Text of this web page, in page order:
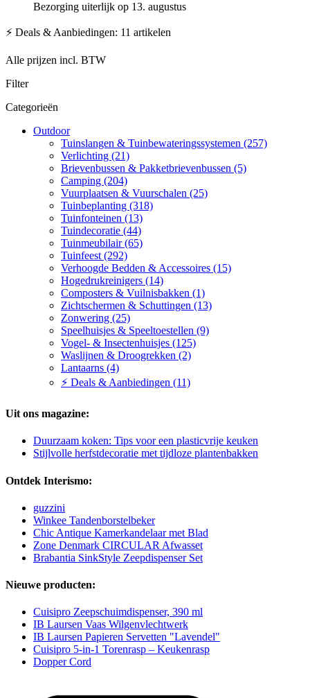
Bezorging uiterlijk op 13. augustus
⚡ Deals & Aanbiedingen: 11 artikelen
Alle prijzen incl. BTW
Filter
Categorieën
Outdoor
Tuinslangen & Tuinbewateringssystemen (257)
Verlichting (21)
Brievenbussen & Pakketbrievenbussen (5)
Camping (204)
Vuurplaatsen & Vuurschalen (25)
Tuinbeplanting (318)
Tuinfonteinen (13)
Tuindecoratie (44)
Tuinmeubilair (65)
Tuinfeest (292)
Verhoogde Bedden & Accessoires (15)
Hogedrukreinigers (14)
Composters & Vuilnisbakken (1)
Zichtschermen & Schuttingen (13)
Zonwering (25)
Speelhuisjes & Speeltoestellen (9)
Vogel- & Insectenhuisjes (125)
Waslijnen & Droogrekken (2)
Lantaarns (4)
⚡ Deals & Aanbiedingen (11)
Uit ons magazine:
Duurzaam koken: Tips voor een plasticvrije keuken
Stijlvolle herfstdecoratie met tijdloze plantenbakken
Ontdek Interismo:
guzzini
Winkee Tandenborstelbeker
Chic Antique Kamerkandelaar met Blad
Zone Denmark CIRCULAR Afwasset
Brabantia SinkStyle Zeepdispenser Set
Nieuwe producten:
Cuisipro Zeepschuimdispenser, 390 ml
IB Laursen Vaas Wilgenvlechtwerk
IB Laursen Papieren Servetten "Lavendel"
Cuisipro 5-in-1 Torenrasp – Keukenrasp
Dopper Cord